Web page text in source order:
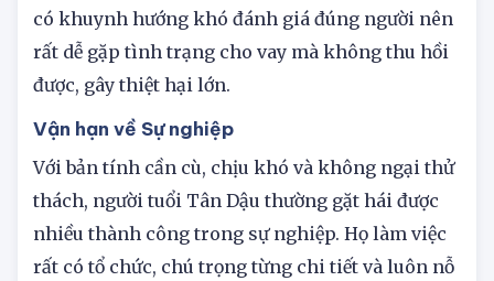
cẩn trọng trong việc cho vay mượn tiền bạc. Họ
có khuynh hướng khó đánh giá đúng người nên
rất dễ gặp tình trạng cho vay mà không thu hồi
được, gây thiệt hại lớn.
Vận hạn về Sự nghiệp
Với bản tính cần cù, chịu khó và không ngại thử
thách, người tuổi Tân Dậu thường gặt hái được
nhiều thành công trong sự nghiệp. Họ làm việc